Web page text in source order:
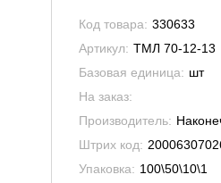
Код товара: 330633
Артикул: ТМЛ 70-12-13
Базовая единица: шт
На заказ:
Производитель:
Штрих код:
Упаковка: 100\50\10\1